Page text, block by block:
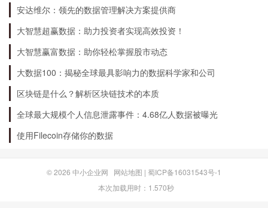
购买Z9 Mini需要注意以下几个方面：
储大量的照片、音乐、视频等，需要另外购买SD卡扩展存储
空间。
系统版本较低：Z9 Mini的系统版本较低，可能不支持一些新
安达维尔：领先的数据管理解决方案提供商
大智慧超赢数据：助力投资者实现高效投资！
大智慧赢富数据：助你轻松掌握股市动态
大数据100：揭秘全球最具影响力的数据科学家和公司
区块链是什么？解析区块链技术的本质
全球最大规模个人信息泄露事件：4.68亿人数据被曝光
使用Filecoin存储你的数据
© 2026 中小企业网 网站地图 | 蜀ICP备16031543号-1
本次加载用时：1.570秒